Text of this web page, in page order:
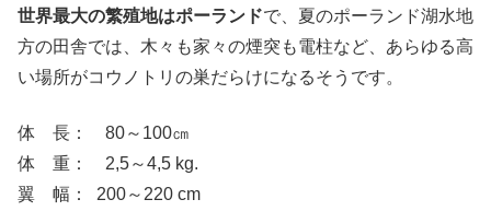
世界最大の繁殖地はポーランドで、夏のポーランド湖水地
方の田舎では、木々も家々の煙突も電柱など、あらゆる高
い場所がコウノトリの巣だらけになるそうです。
体 長： 80～100㎝
体 重： 2,5～4,5 kg.
翼 幅： 200～220 cm